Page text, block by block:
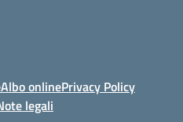
Albo onlinePrivacy Policy
legali